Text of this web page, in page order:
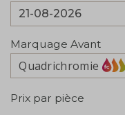
Marquage Avant
Quadrichromie
Prix par pièce